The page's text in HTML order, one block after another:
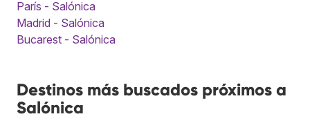
París - Salónica
Madrid - Salónica
Bucarest - Salónica
Destinos más buscados próximos a
Salónica